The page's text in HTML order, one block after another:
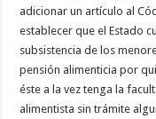
adicionar un artículo al
establecer que el Estado
subsistencia de los
pensión alimenticia por
éste a la vez tenga la
alimentista sin trámite